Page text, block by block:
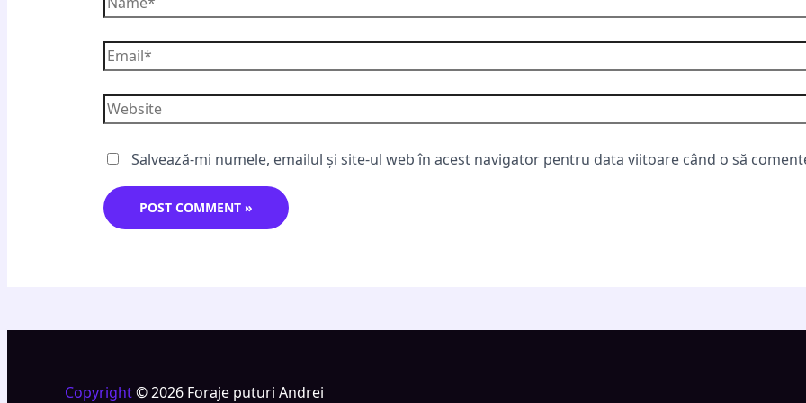
Salvează-mi numele, emailul și site-ul web în acest navigator pentru data viitoare când o să
Copyright© 2026 Foraje puturi Andrei